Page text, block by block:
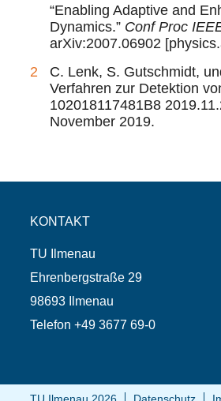
“Enabling Adaptive and
Dynamics.” Conf Proc
arXiv:2007.06902
C. Lenk, S. Gutschmidt,
Verfahren zur Detektion
102018117481B8
November 2019.
KONTAKT
TU Ilmenau
Ehrenbergstraße 29
98693 Ilmenau
Telefon +49 3677 69-0